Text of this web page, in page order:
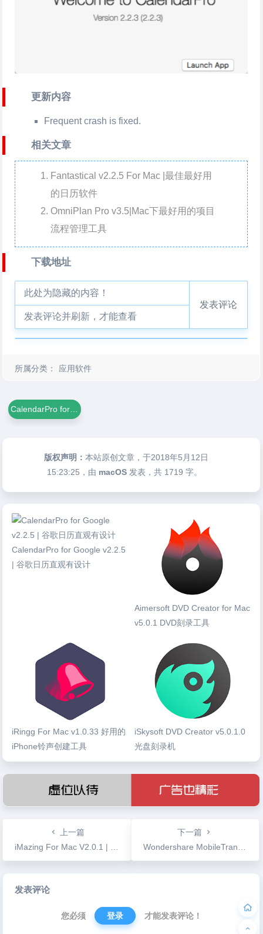
更新内容
Frequent crash is fixed.
相关文章
Fantastical v2.2.5 For Mac |最佳最好用
的日历软件
OmniPlan Pro v3.5|Mac下最好用的项目
流程管理工具
下载地址
此处为隐藏的内容！
发表评论并刷新，才能查看
发表评论
所属分类： 应用软件
版权声明：本站原创文章，于2018年5月12日
15:23:25 ，由 macOS 发表，共 1719 字。
CalendarPro for Google v2.2.5
| 谷歌日历直观有设计
Aimersoft DVD Creator for Mac
v5.0.1 DVD刻录工具
iRingg For Mac v1.0.33 好用的
iPhone铃声创建工具
iSkysoft DVD Creator v5.0.1.0
光盘刻录机
上一篇
iMazing For Mac V2.0.1 | 抛弃iTunes管理你的iPhone
下一篇
Wondershare MobileTrans For Mac v6.7.0 | 手机文件数据拷贝 支持IOS和Android
发表评论
您必须 登录 才能发表评论！